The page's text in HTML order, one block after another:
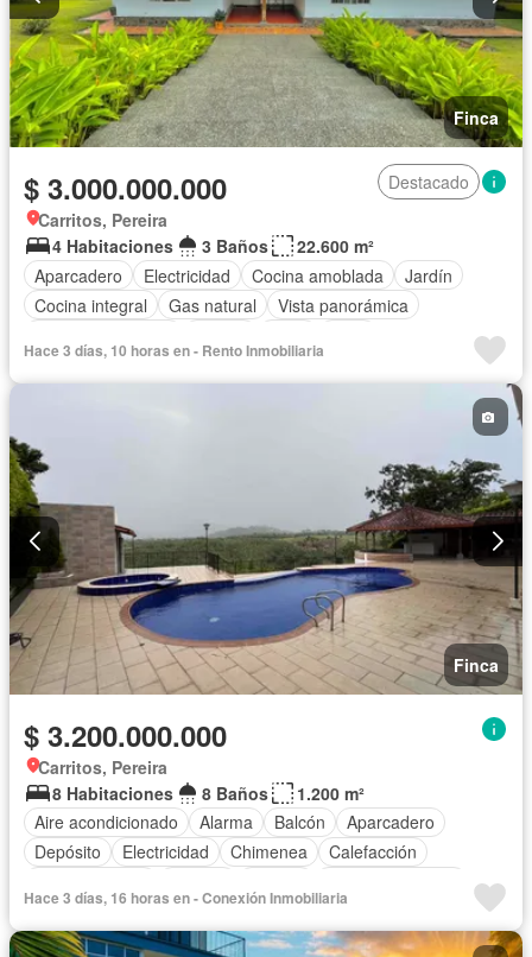
Finca
$ 3.000.000.000
Destacado
Carritos, Pereira
4 Habitaciones
3 Baños
22.600 m²
Aparcadero
Electricidad Cocina amoblada
Jardín
Cocina integral
Gas natural
Vista panorámica
Hace 3 días, 10 horas en - Rento Inmobiliaria
Finca
$ 3.200.000.000
Carritos, Pereira
8 Habitaciones
8 Baños
1.200 m²
Aire acondicionado
Alarma Balcón
Aparcadero
Depósito
Electricidad Chimenea
Calefacción
Gas natural
Estudio
Vista panorámica
Cuarto de servicio
Terraza Agua
Tanque de agua
Hace 3 días, 16 horas en - Conexión Inmobiliaria